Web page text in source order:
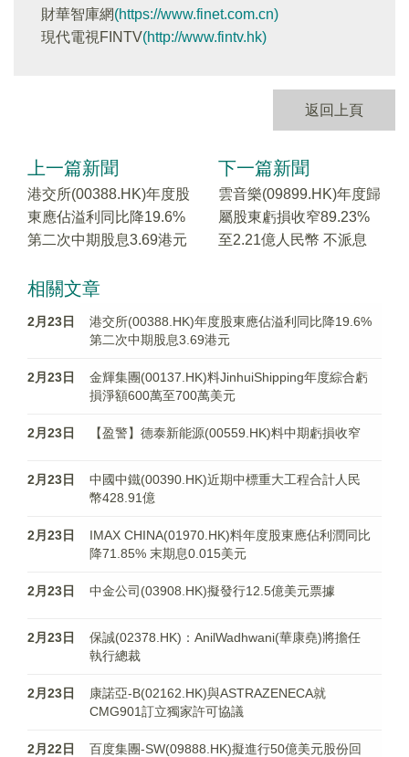
財華智庫網(https://www.finet.com.cn)
現代電視FINTV(http://www.fintv.hk)
返回上頁
上一篇新聞
港交所(00388.HK)年度股
東應佔溢利同比降19.6%
第二次中期股息3.69港元
下一篇新聞
雲音樂(09899.HK)年度歸
屬股東虧損收窄89.23%
至2.21億人民幣 不派息
相關文章
2月23日
港交所(00388.HK)年度股東應佔溢利同比降19.6%
第二次中期股息3.69港元
2月23日
金輝集團(00137.HK)料JinhuiShipping年度綜合虧
損淨額600萬至700萬美元
2月23日 【盈警】德泰新能源(00559.HK)料中期虧損收窄
2月23日
中國中鐵(00390.HK)近期中標重大工程合計人民
幣428.91億
2月23日
IMAX CHINA(01970.HK)料年度股東應佔利潤同比
降71.85% 末期息0.015美元
2月23日 中金公司(03908.HK)擬發行12.5億美元票據
2月23日
保誠(02378.HK)：AnilWadhwani(華康堯)將擔任
執行總裁
2月23日
康諾亞-B(02162.HK)與ASTRAZENECA就
CMG901訂立獨家許可協議
2月22日
百度集團-SW(09888.HK)擬進行50億美元股份回